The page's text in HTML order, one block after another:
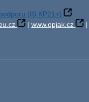
(IS KP21+)
| www.opjak.cz |